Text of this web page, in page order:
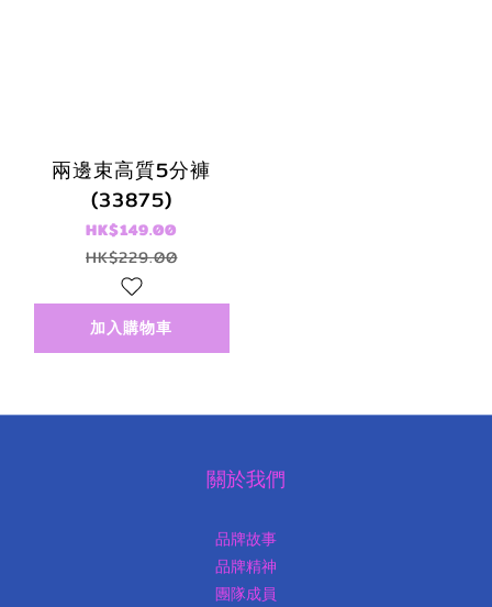
兩邊束高質5分褲
(33875)
HK$149.00
HK$229.00
加入購物車
關於我們
品牌故事
品牌精神
團隊成員